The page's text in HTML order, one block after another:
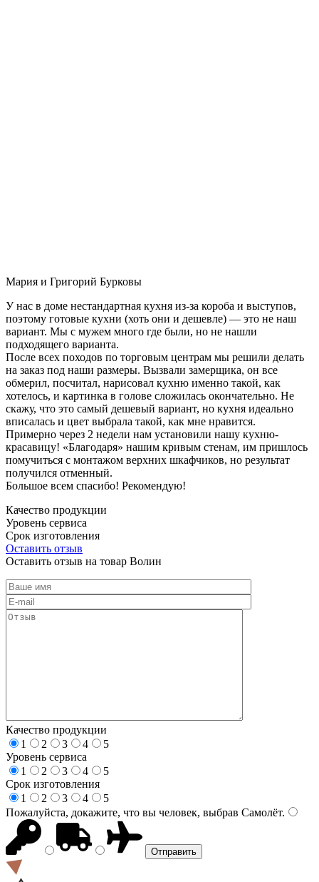
Мария и Григорий Бурковы
У нас в доме нестандартная кухня из-за короба и выступов,
поэтому готовые кухни (хоть они и дешевле) — это не наш
вариант. Мы с мужем много где были, но не нашли
подходящего варианта.
После всех походов по торговым центрам мы решили делать
на заказ под наши размеры. Вызвали замерщика, он все
обмерил, посчитал, нарисовал кухню именно такой, как
хотелось, и картинка в голове сложилась окончательно. Не
скажу, что это самый дешевый вариант, но кухня идеально
вписалась и цвет выбрала такой, как мне нравится.
Примерно через 2 недели нам установили нашу кухню-
красавицу! «Благодаря» нашим кривым стенам, им пришлось
помучиться с монтажом верхних шкафчиков, но результат
получился отменный.
Большое всем спасибо! Рекомендую!
Качество продукции
Уровень сервиса
Срок изготовления
Оставить отзыв
Оставить отзыв на товар Волин
Качество продукции
1
2 3 4
5
Уровень сервиса
1
2 3 4
5
Срок изготовления
1
2 3 4
5
Пожалуйста, докажите, что вы человек, выбрав Самолёт.